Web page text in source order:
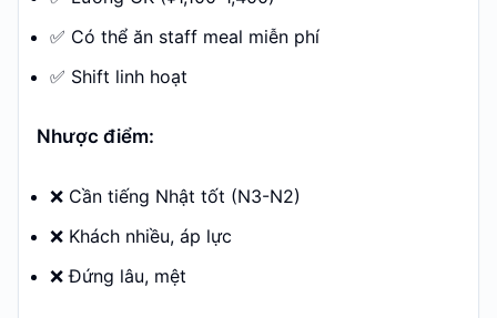
✅ Có thể ăn staff meal miễn phí
✅ Shift linh hoạt
Nhược điểm:
❌ Cần tiếng Nhật tốt (N3-N2)
❌ Khách nhiều, áp lực
❌ Đứng lâu, mệt